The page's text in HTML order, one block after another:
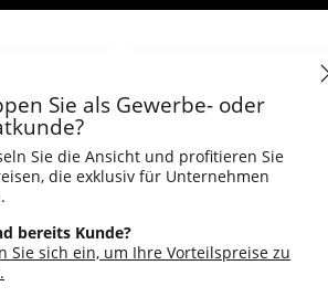
Sie als Gewerbe- oder
Sie die Ansicht und profitieren Sie
die exklusiv für Unternehmen
bereits Kunde?
Sie sich ein, um Ihre Vorteilspreise zu